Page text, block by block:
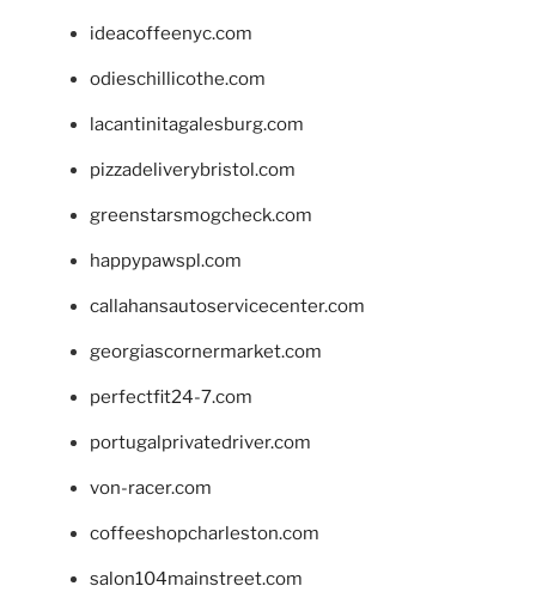
ideacoffeenyc.com
odieschillicothe.com
lacantinitagalesburg.com
pizzadeliverybristol.com
greenstarsmogcheck.com
happypawspl.com
callahansautoservicecenter.com
georgiascornermarket.com
perfectfit24-7.com
portugalprivatedriver.com
von-racer.com
coffeeshopcharleston.com
salon104mainstreet.com